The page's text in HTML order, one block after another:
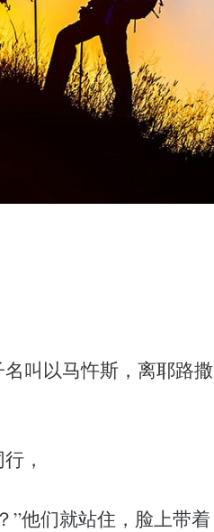
叫以马忤斯，离耶路撒
，
”他们就站住，脸上带着